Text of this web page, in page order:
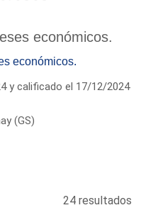
económicos.
económicos.
y calificado el 17/12/2024
(GS)
24 resultados